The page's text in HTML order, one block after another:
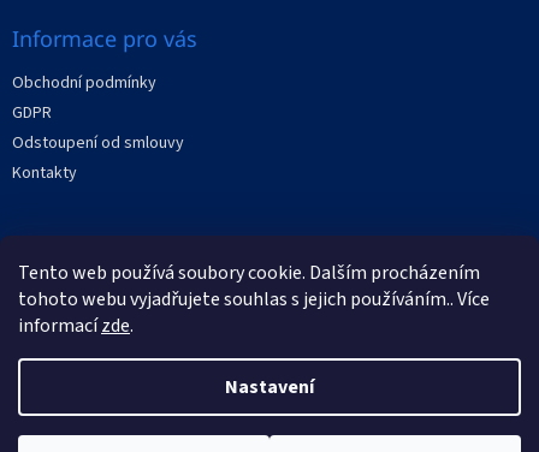
Tento web používá soubory cookie. Dalším procházením
tohoto webu vyjadřujete souhlas s jejich používáním.. Více
informacízde.
Nastavení
Informace pro vás
Obchodní podmínky
GDPR
Odstoupení od smlouvy
Kontakty
Facebook
Vytvořil Shoptet